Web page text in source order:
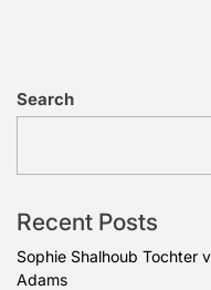
Search
Recent Posts
Sophie Shalhoub Tochter
Adams